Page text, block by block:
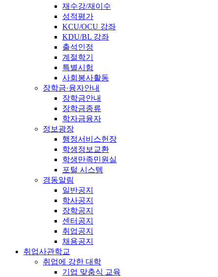
재수강/재이수
성적평가
KCU/OCU 강좌
KDU/BL 강좌
출석인정
계절학기
특별시험
사회봉사활동
장학금·융자안내
장학금안내
장학금종류
학자금융자
정보광장
행정서비스헌장
학생정보교환
학생만족민원실
포털 시스템
경동알림
일반공지
학사공지
장학공지
센터공지
취업공지
채용공지
취업사관학교
취업에 강한 대학
기업 맞춤식 교육